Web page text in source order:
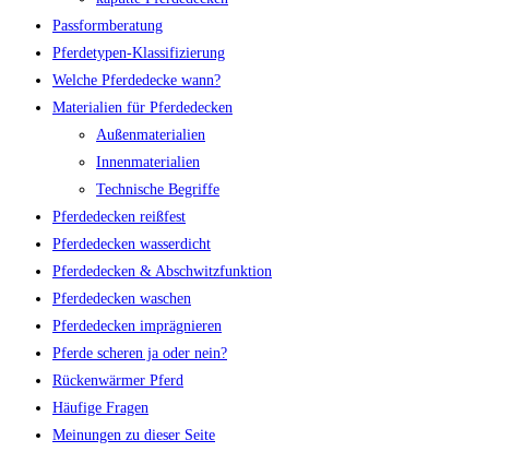
Passformberatung
Pferdetypen-Klassifizierung
Welche Pferdedecke wann?
Materialien für Pferdedecken
Außenmaterialien
Innenmaterialien
Technische Begriffe
Pferdedecken reißfest
Pferdedecken wasserdicht
Pferdedecken & Abschwitzfunktion
Pferdedecken waschen
Pferdedecken imprägnieren
Pferde scheren ja oder nein?
Rückenwärmer Pferd
Häufige Fragen
Meinungen zu dieser Seite